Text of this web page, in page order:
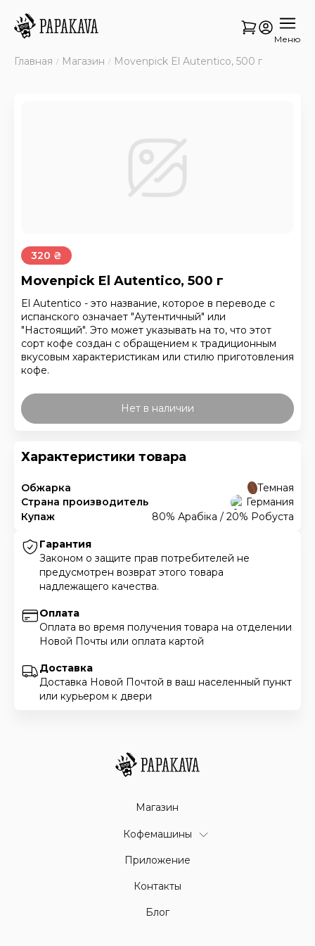
Меню
Главная Магазин Movenpick El Autentico, 500 г
320 ₴
Movenpick El Autentico, 500 г
El Autentico - это название, которое в переводе с
испанского означает "Аутентичный" или
"Настоящий". Это может указывать на то, что этот
сорт кофе создан с обращением к традиционным
вкусовым характеристикам или стилю приготовления
кофе.
Нет в наличии
Характеристики товара
Обжарка
Темная
Страна производитель
Германия
Купаж
80% Арабіка / 20% Робуста
Гарантия
Законом о защите прав потребителей не
предусмотрен возврат этого товара
надлежащего качества.
Оплата
Оплата во время получения товара на отделении
Новой Почты или оплата картой
Доставка
Доставка Новой Почтой в ваш населенный пункт
или курьером к двери
Магазин
Кофемашины
Приложение
Контакты
Блог